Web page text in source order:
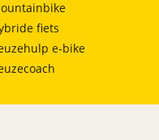
fiets
e-bike